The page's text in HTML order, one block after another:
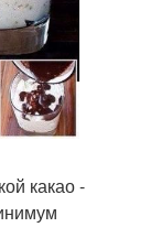
какао -